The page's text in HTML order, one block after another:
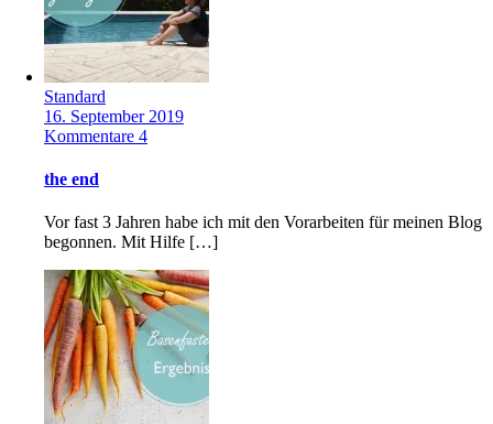
Standard
16. September 2019
Kommentare 4
the end
Vor fast 3 Jahren habe ich mit den Vorarbeiten für meinen Blog
begonnen. Mit Hilfe […]